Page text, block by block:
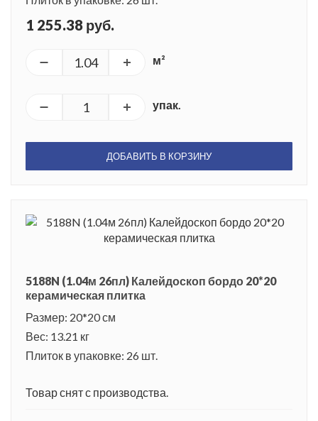
1 255.38 руб.
м²
упак.
ДОБАВИТЬ В КОРЗИНУ
5188N (1.04м 26пл) Калейдоскоп бордо 20*20
керамическая плитка
Размер: 20*20 см
Вес: 13.21 кг
Плиток в упаковке: 26 шт.
Товар снят с производства.